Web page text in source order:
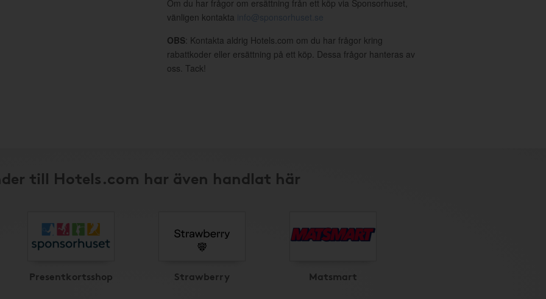
Om du har frågor om ersättning från ett köp via Sponsorhuset,
vänligen kontakta info@sponsorhuset.se
OBS: Kontakta aldrig Hotels.com om du har frågor kring
rabattkoder eller ersättning på ett köp. Dessa frågor hanteras av
oss. Tack!
till Hotels.com har även handlat här
Presentkortsshop Strawberry Matsmart